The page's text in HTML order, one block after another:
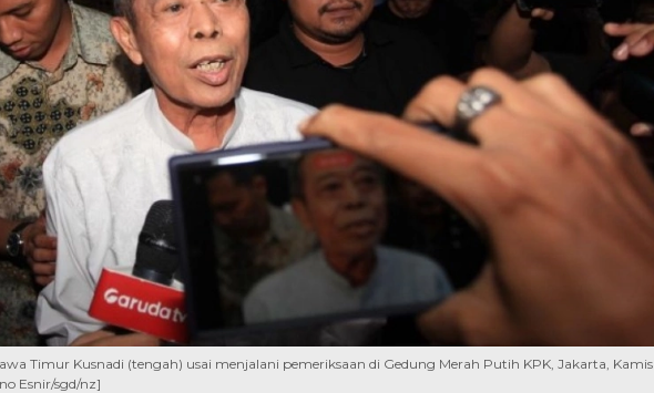
Timur Kusnadi (tengah) usai menjalani pemeriksaan di Gedung Merah Putih KPK, Jakarta, Kamis
Esnir/sgd/nz]